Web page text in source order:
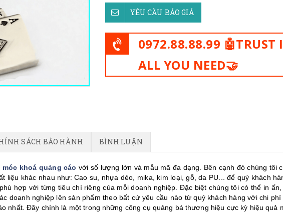
YÊU CẦU BÁO GIÁ
0972.88.88.99 🤖TRUST
ALL YOU NEED🤝
SÁCH BẢO HÀNH BÌNH LUẬN
móc khoá quảng cáo với số lượng lớn và mẫu mã đa dạng. Bên cạnh đó chúng tôi
liệu khác nhau như: Cao su, nhựa dẻo, mika, kim loại, gỗ, da PU... để quý khách
hợp với từng tiêu chí riêng của mỗi doanh nghiệp. Đặc biệt chúng tôi có thể in ấn,
doanh nghiệp lên sản phẩm theo bất cứ yêu cầu nào từ quý khách hàng với chi phí
nhất. Đây chính là một trong những công cụ quảng bá thương hiệu cực kỳ hiệu quả